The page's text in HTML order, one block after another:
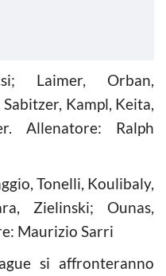
Laimer, Orban,
Kampl, Keita,
Allenatore: Ralph
Tonelli, Koulibaly,
Zielinski; Ounas,
Maurizio Sarri
si affronteranno